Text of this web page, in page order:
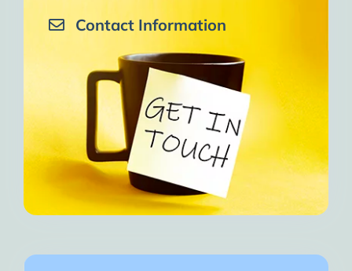
Contact Information